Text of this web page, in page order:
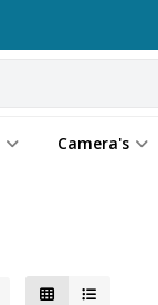
Camera's